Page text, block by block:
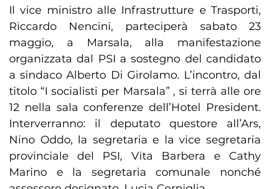
Il vice ministro alle Infrastrutture e Trasporti,
Riccardo Nencini, parteciperà sabato 23
maggio, a Marsala, alla manifestazione
organizzata dal PSI a sostegno del candidato
a sindaco Alberto Di Girolamo. L’incontro, dal
titolo “I socialisti per Marsala” , si terrà alle ore
12 nella sala conferenze dell’Hotel President.
Interverranno: il deputato questore all’Ars,
Nino Oddo, la segretaria e la vice segretaria
provinciale del PSI, Vita Barbera e Cathy
Marino e la segretaria comunale nonché